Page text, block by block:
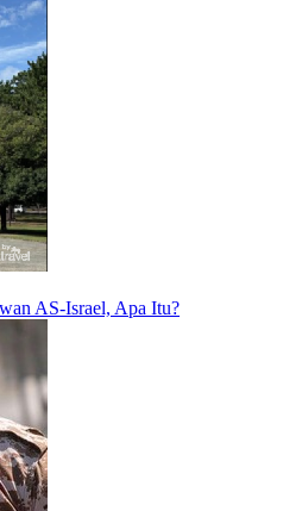
AS-Israel, Apa Itu?